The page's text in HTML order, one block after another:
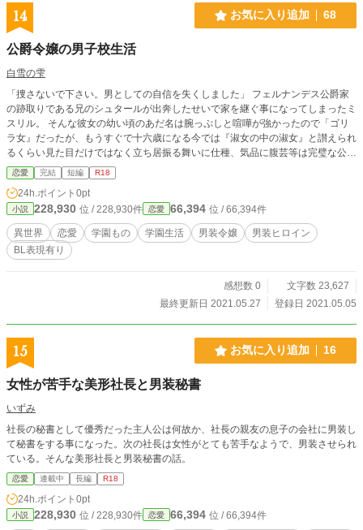
14 お気に入り追加 68
公爵令嬢の男子校生活
白雪の雫
「捜さないで下さい。男としての自信を失くしました」 フェルナンデス公爵家
の跡取りである兄のシュタールが出奔したせいで家を継ぐ事になってしまったミ
スリル。 そんな彼女の幼い頃のあだ名は腕っぷしと喧嘩が強かったので「ゴリ
ラ女』だったが、もうすぐで十六歳になる今では『淑女の中の淑女』と讃えられ
るくらい見た目だけではなく立ち居振る舞いに仕種、気品に腹芸等は完璧な公爵
令嬢である。しかし、跡取りとしての教育は受けていない。 急遽、後継者にな
ってしまったミスリルに父親が、王侯貴族の子息しか通えないクレッセント学園
で三年間を過ごして公爵に相応しい人間になる術を学ぶように命じる。 男装し
てクレッセント学園に通う事になったミスリルであったが、彼女は知らない。
この学園に通う生徒のごく一部を除けば殆どがホモである事を──･･･。 「角刈
りでお肌がすべすべな兄貴が女役で、脛毛が濃い男の娘が攻め･･･」 「ゴリマッ
チョな兄貴な教師と、顎が二つに割れている兄貴との間に芽生えているのは･･･
ール、これって女の子の夢を壊しているような気がするのだけど」 「これが男
同士の恋愛の現実というものだ、ミスリル」 後に、男の娘とボディービルダー
恋愛 完結 短編 R18
24h.ポイント 0pt
小説 228,930 位 / 228,930件 恋愛 66,394 位 / 66,394件
異世界 恋愛 学園もの 学園生活 男装令嬢
男装ヒロイン
BL表現有り
感想数 0
文字数 23,627
最終更新日 2021.05.27
登録日 2021.05.05
15 お気に入り追加 16
女性が苦手な美形社長と男装秘書
いずみ
社長の秘書として優秀だった主人公は何故か、社長の親友の息子の会社に男装し
て秘書をする事になった。次の社長は女性がとても苦手なようで、男装させられ
ている。そんな美形社長と男装秘書の話。
恋愛 連載中 長編 R18
24h.ポイント 0pt
小説 228,930 位 / 228,930件 恋愛 66,394 位 / 66,394件